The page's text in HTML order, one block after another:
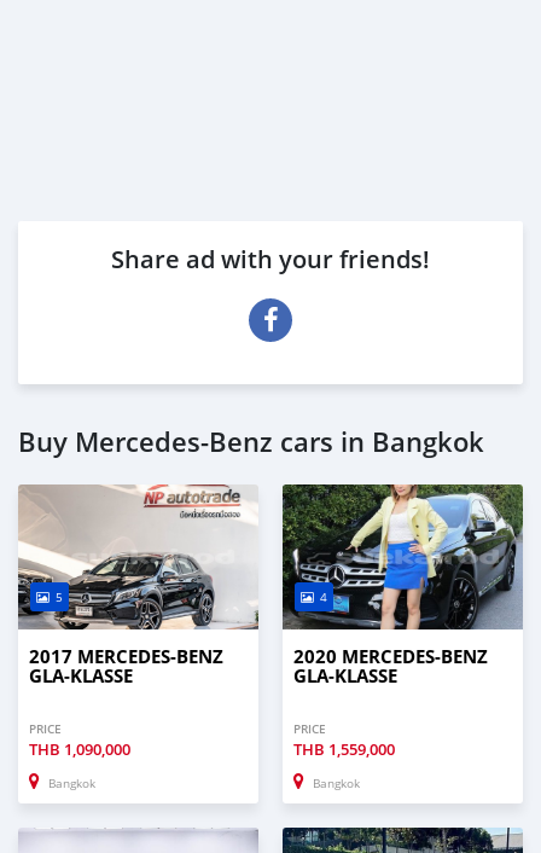
Share ad with your friends!
Buy Mercedes-Benz cars in Bangkok
5
2017 MERCEDES-BENZ
GLA-KLASSE
PRICE
THB 1,090,000
Bangkok
4
2020 MERCEDES-BENZ
GLA-KLASSE
PRICE
THB 1,559,000
Bangkok